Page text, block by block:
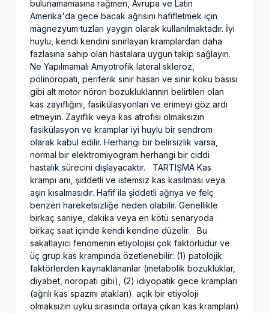
bulunamamasına rağmen, Avrupa ve Latin
Amerika'da gece bacak ağrısını hafifletmek için
magnezyum tuzları yaygın olarak kullanılmaktadır. İyi
huylu, kendi kendini sınırlayan kramplardan daha
fazlasına sahip olan hastalara uygun takip sağlayın.
Ne Yapılmamalı Amyotrofik lateral skleroz,
polinöropati, periferik sinir hasarı ve sinir kökü basısı
gibi alt motor nöron bozukluklarının belirtileri olan
kas zayıflığını, fasikülasyonları ve erimeyi göz ardı
etmeyin. Zayıflık veya kas atrofisi olmaksızın
fasikülasyon ve kramplar iyi huylu bir sendrom
olarak kabul edilir. Herhangi bir belirsizlik varsa,
normal bir elektromiyogram herhangi bir ciddi
hastalık sürecini dışlayacaktır. TARTIŞMA Kas
krampı ani, şiddetli ve istemsiz kas kasılması veya
aşırı kısalmasıdır. Hafif ila şiddetli ağrıya ve felç
benzeri hareketsizliğe neden olabilir. Genellikle
birkaç saniye, dakika veya en kötü senaryoda
birkaç saat içinde kendi kendine düzelir. Bu
sakatlayıcı fenomenin etiyolojisi çok faktörlüdür ve
üç grup kas krampında özetlenebilir: (1) patolojik
faktörlerden kaynaklananlar (metabolik bozukluklar,
diyabet, nöropati gibi), (2) idiyopatik gece krampları
(ağrılı kas spazmı atakları). açık bir etiyoloji
olmaksızın uyku sırasında ortaya çıkan kas krampları)